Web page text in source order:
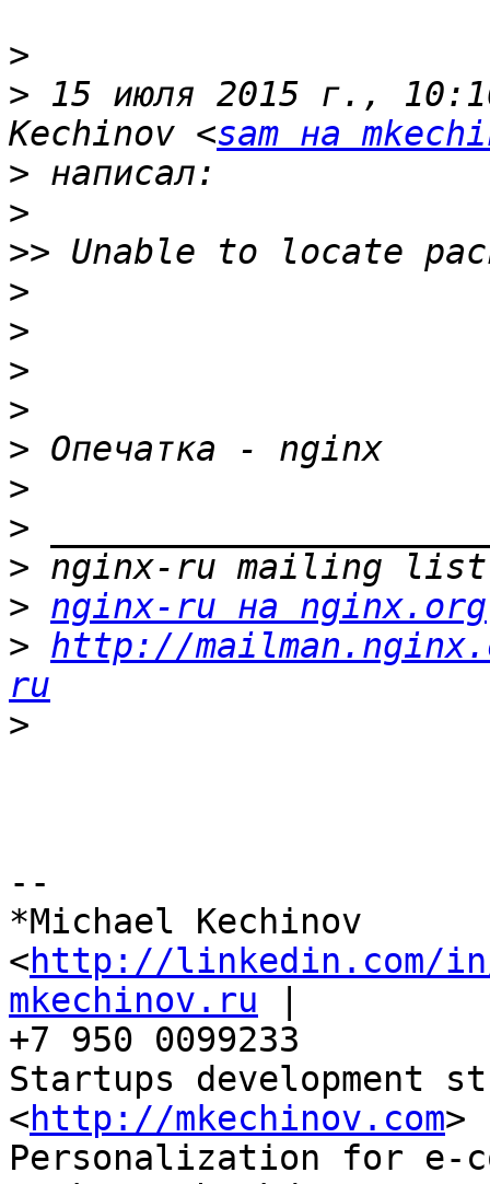
>
> 15 июля 2015 г.,
Kechinov <sam на
>
>
>>
>
>
>
>
>
>
>
>
> nginx-ru на nginx.org
> http://
ru
>
--
*Michael Kechinov
<http://linkedin.com/in/
mkechinov.ru
+7 950 0099233
Startups development
<http://mkechinov.com>
Personalization for e-